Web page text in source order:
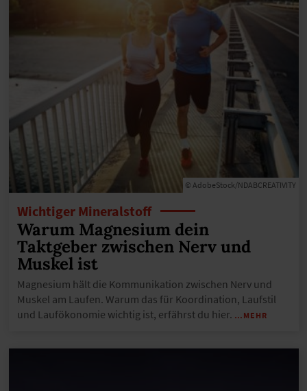
© AdobeStock/NDABCREATIVITY
Wichtiger Mineralstoff
Warum Magnesium dein
Taktgeber zwischen Nerv und
Muskel ist
Magnesium hält die Kommunikation zwischen Nerv und
Muskel am Laufen. Warum das für Koordination, Laufstil
und Laufökonomie wichtig ist, erfährst du hier. …MEHR